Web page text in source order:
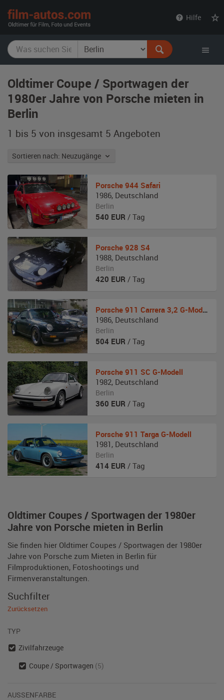
Hilfe
Oldtimer Coupe / Sportwagen der
1980er Jahre von Porsche mieten in
Berlin
1 bis 5 von insgesamt 5 Angeboten
Sortieren nach: Neuzugänge
Oldtimer Coupes / Sportwagen der 1980er
Jahre von Porsche mieten in Berlin
Sie finden hier Oldtimer Coupes / Sportwagen der 1980er
Jahre von Porsche zum Mieten in Berlin für
Filmproduktionen, Fotoshootings und
Firmenveranstaltungen.
Porsche 944 Safari
1986, Deutschland
Berlin
540 EUR / Tag
Porsche 928 S4
1988, Deutschland
Berlin
420 EUR / Tag
Porsche 911 Carrera 3,2 G-Modell
1986, Deutschland
Berlin
504 EUR / Tag
Porsche 911 SC G-Modell
1982, Deutschland
Berlin
360 EUR / Tag
Porsche 911 Targa G-Modell
1981 , Deutschland
Berlin
414 EUR / Tag
Suchfilter
Zurücksetzen
TYP
Zivilfahrzeuge
Coupe / Sportwagen (5)
AUSSENFARBE